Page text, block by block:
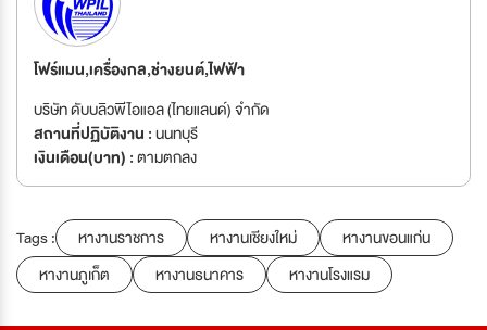
โฟร์แมน,เครื่องกล,ช่างยนต์,ไฟฟ้า
บริษัท ดับบลิวพีไอแอล (ไทยแลนด์) จำกัด
สถานที่ปฏิบัติงาน :นนทบุรี
เงินเดือน(บาท) :ตามตกลง
Tags : หางานราชการ หางานเชียงใหม่
หางานขอนแก่น
หางานภูเก็ต
หางานธนาคาร หางานโรงแรม